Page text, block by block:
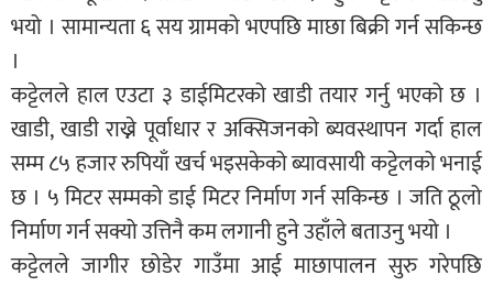
भयो । सामान्यता ६ सय ग्रामको भएपछि माछा बिक्री गर्न सकिन्छ
।
कट्टेलले हाल एउटा ३ डाईमिटरको खाडी तयार गर्नु भएको छ ।
खाडी, खाडी राख्ने पूर्वाधार र अक्सिजनको ब्यवस्थापन गर्दा हाल
सम्म ८५ हजार रुपियाँ खर्च भइसकेको ब्यावसायी कट्टेलको भनाई
छ । ५ मिटर सम्मको डाई मिटर निर्माण गर्न सकिन्छ । जति ठूलो
निर्माण गर्न सक्यो उत्तिनै कम लगानी हुने उहाँले बताउनु भयो ।
कट्टेलले जागीर छोडेर गाउँमा आई माछापालन सुरु गरेपछि